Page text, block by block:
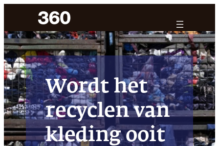
de
inhoud
Wordt het
recyclen van
kleding ooit